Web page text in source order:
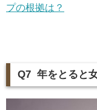
プの根拠は？
Q7 年をとると